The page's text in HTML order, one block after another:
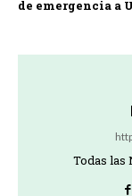
de emergencia a
Todas las